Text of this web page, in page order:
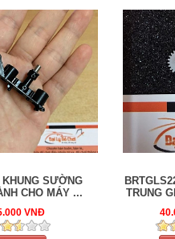
KHUNG SƯỜNG
CHO MÁY ...
VNĐ
TRUNG